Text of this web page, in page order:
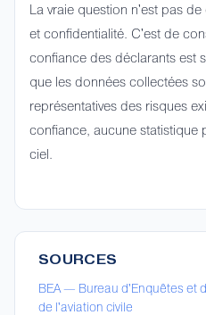
La vraie question n'est pas
et confidentialité. C'est de
confiance des déclarants est
que les données collectées
représentatives des risques
confiance, aucune statistique
ciel.
SOURCES
BEA — Bureau d'Enquêtes et
de l'aviation civile